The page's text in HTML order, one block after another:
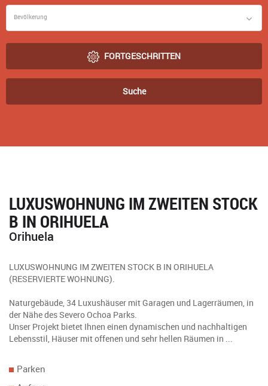
Bevölkerung
FORTGESCHRITTEN
Suche
LUXUSWOHNUNG IM ZWEITEN STOCK
B IN ORIHUELA
Orihuela
LUXUSWOHNUNG IM ZWEITEN STOCK B IN ORIHUELA
(RESERVIERTE WOHNUNG).
Naturgebäude, 34 Luxushäuser mit Garagen und Lagerräumen, in
der Nähe des Severo Ochoa Parks.
Unser Projekt bietet Ihnen einen dynamischen und nachhaltigen
Lebensstil, Häuser mit offenen und sehr hellen Räumen in ...
Parken